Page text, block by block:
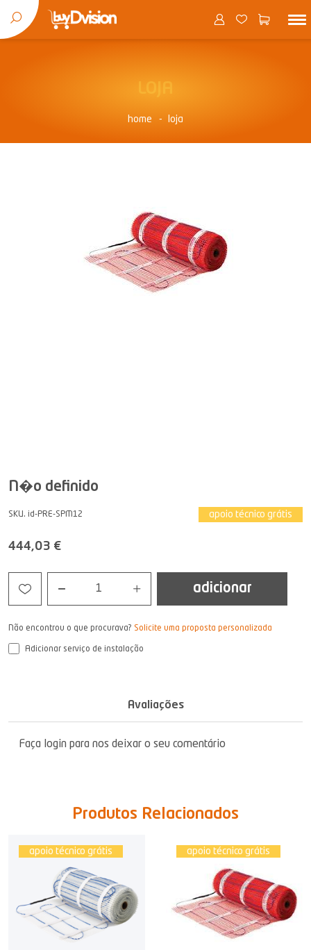
home loja
N�o definido
SKU. id-PRE-SPM12 apoio técnico grátis
444,03 €
1 adicionar
Não encontrou o que procurava? Solicite uma proposta personalizada
Adicionar serviço de instalação
Avaliações
Faça login para nos deixar o seu comentário
Produtos Relacionados
apoio técnico grátis apoio técnico grátis